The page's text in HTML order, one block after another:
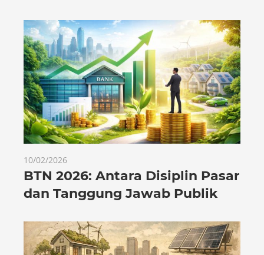
10/02/2026
BTN 2026: Antara Disiplin Pasar
dan Tanggung Jawab Publik